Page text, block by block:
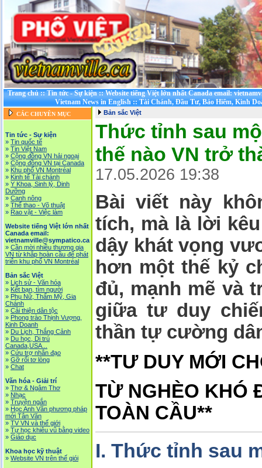
Trang chủ::Tin tức - Sự kiện::Website tiếng Việt lớn nhất Canada email:
Vietnam News in English::Tài Chánh, Đầu Tư, Bảo Hiểm, Kinh
CÁC CHUYÊN MỤC
Tin tức - Sự kiện
» Tin quốc tế
» Tin Việt Nam
» Cộng đồng VN hải ngoại
» Cộng đồng VN tại Canada
» Khu phố VN Montréal
» Kinh tế Tài chánh
» Y Khoa, Sinh lý, Dinh
Dưỡng
» Canh nông
» Thể thao - Võ thuật
» Rao vặt - Việc làm
Website tiếng Việt lớn nhất
Canada email:
vietnamville@sympatico.ca
» Cần mời nhiều thương gia
VN từ khắp hoàn cầu để phát
triễn khu phố VN Montréal
Bản sắc Việt
» Lịch sử - Văn hóa
» Kết bạn, tìm người
» Phụ Nữ, Thẩm Mỹ, Gia
Chánh
» Cải thiện dân tộc
» Phong trào Thịnh Vượng,
Kinh Doanh
» Du Lịch, Thắng Cảnh
» Du học, Di trú
Canada,USA...
» Cứu trợ nhân đạo
» Gỡ rối tơ lòng
» Chat
Văn hóa - Giải trí
» Thơ & Ngâm Thơ
» Nhạc
» Truyện ngắn
» Học Anh Văn phương pháp
mới Tân Văn
» TV VN và thế giới
» Tự học khiêu vũ bằng video
» Giáo dục
Khoa học kỹ thuật
» Website VN trên thế giói
Bản sắc Việt
Thức tỉnh sau
thế nào VN trở
17.05.2026 19:38
Bài viết này
tích, mà là lời
dậy khát vọng
hơn một thế kỷ
đủ, mạnh mẽ và
giữa tư duy
thần tự cường
**TƯ DUY MỚI
TỪ NGHÈO KHÓ
TOÀN CẦU**
I. Thức tỉnh sau